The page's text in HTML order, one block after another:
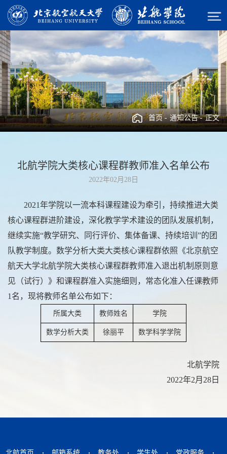
首页 通知公告 正文
北航学院大类核心课程群教师准入名单公布
2022年02月28日
2021年学院以一流本科课程建设为牵引，持续推进大类
核心课程群进阶建设，深化教学学术建设的团队发展机制，
继续实施“教学研究、同行评价、集体备课、持续培训”的团
队教学制度。数学分析大类大类核心课程群依照《北京航空
航天大学北航学院大类核心课程群教师准入退出机制原则意
见（试行）》和课程群准入实施细则，常态化准入任课教师
1名，现将教师名单公布如下：
所属大类 教师姓名 学院
数学分析大类 徐丽平 数学科学学院
北航学院
2022年2月28日